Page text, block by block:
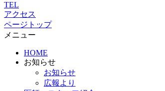
TEL
アクセス
ページトップ
メニュー
HOME
お知らせ
お知らせ
広報より